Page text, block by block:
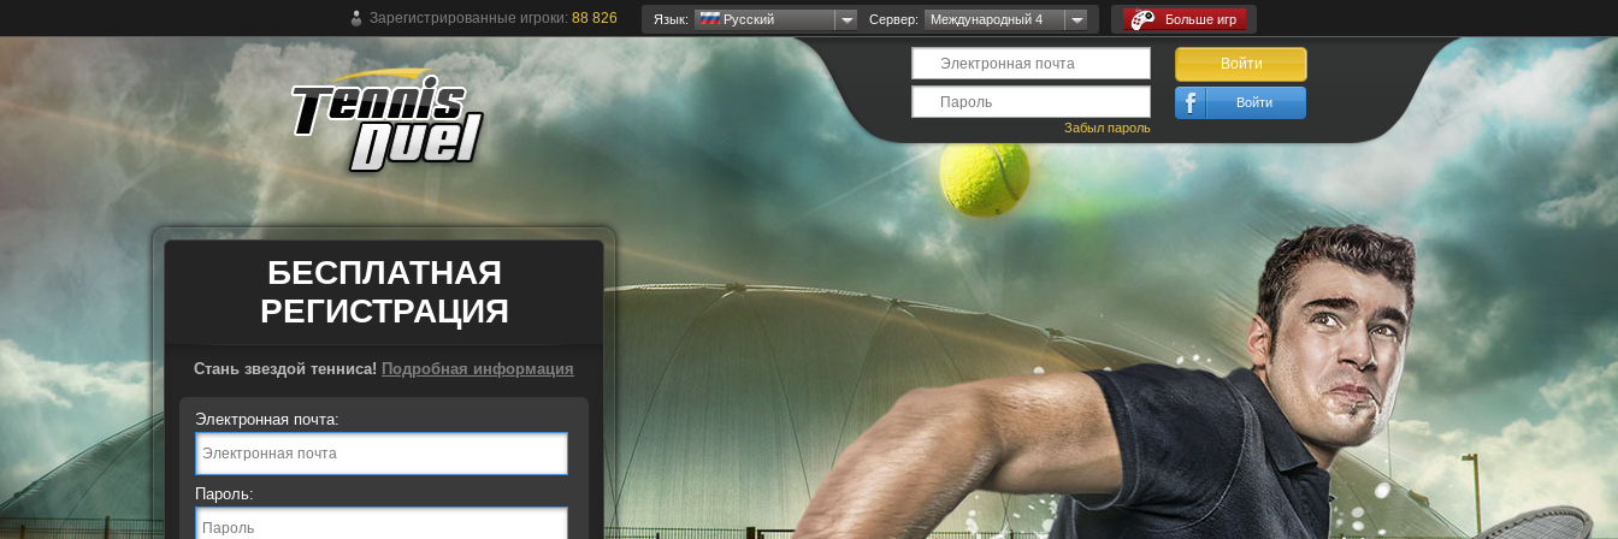
Зарегистрированные игроки: 88 826 Язык: Русский Сервер: Международный 4 Больше игр
Забыл пароль
Войти
Войти
БЕСПЛАТНАЯ
РЕГИСТРАЦИЯ
Стань звездой тенниса! Подробная информация
Электронная почта:
Пароль: